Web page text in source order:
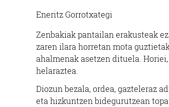
Eneritz Gorrotxategi
Zenbakiak pantailan erakusteak
zaren ilara horretan mota
ahalmenak asetzen dituela.
helaraztea.
Diozun bezala, ordea, gazteleraz
eta hizkuntzen bidegurutzean